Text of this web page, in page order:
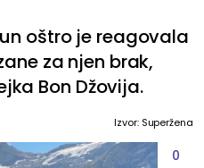
oštro je reagovala
za njen brak,
Bon Džovija.
Izvor: Superžena
0